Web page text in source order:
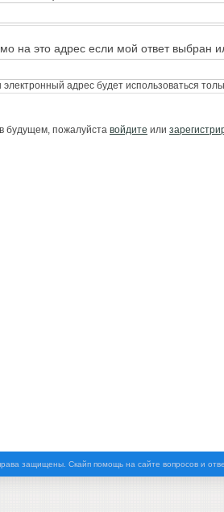
на это адрес если мой ответ выбран
адрес будет использоваться
будущем, пожалуйста войдите или
защищены. Скайп помощь на сайте вопросов и